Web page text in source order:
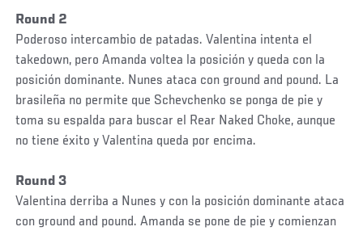
Round 2
Poderoso intercambio de patadas. Valentina intenta el
takedown, pero Amanda voltea la posición y queda con la
posición dominante. Nunes ataca con ground and pound. La
brasileña no permite que Schevchenko se ponga de pie y
toma su espalda para buscar el Rear Naked Choke, aunque
no tiene éxito y Valentina queda por encima.
Round 3
Valentina derriba a Nunes y con la posición dominante ataca
con ground and pound. Amanda se pone de pie y comienzan